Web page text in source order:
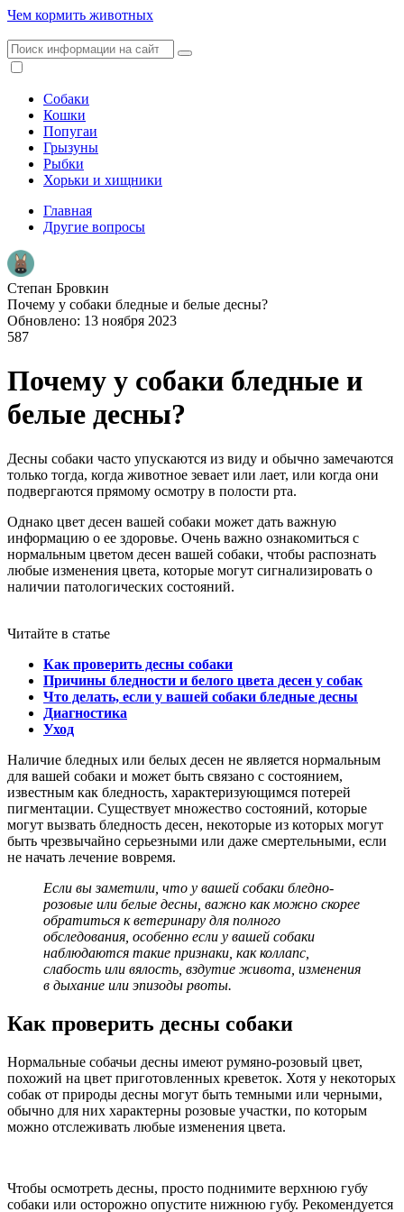
Чем кормить животных
Собаки
Кошки
Попугаи
Грызуны
Рыбки
Хорьки и хищники
Главная
Другие вопросы
Степан Бровкин
Почему у собаки бледные и белые десны?
Обновлено: 13 ноября 2023
587
Почему у собаки бледные и
белые десны?
Десны собаки часто упускаются из виду и обычно замечаются
только тогда, когда животное зевает или лает, или когда они
подвергаются прямому осмотру в полости рта.
Однако цвет десен вашей собаки может дать важную
информацию о ее здоровье. Очень важно ознакомиться с
нормальным цветом десен вашей собаки, чтобы распознать
любые изменения цвета, которые могут сигнализировать о
наличии патологических состояний.
Читайте в статье
Как проверить десны собаки
Причины бледности и белого цвета десен у собак
Что делать, если у вашей собаки бледные десны
Диагностика
Уход
Наличие бледных или белых десен не является нормальным
для вашей собаки и может быть связано с состоянием,
известным как бледность, характеризующимся потерей
пигментации. Существует множество состояний, которые
могут вызвать бледность десен, некоторые из которых могут
быть чрезвычайно серьезными или даже смертельными, если
не начать лечение вовремя.
Если вы заметили, что у вашей собаки бледно-
розовые или белые десны, важно как можно скорее
обратиться к ветеринару для полного
обследования, особенно если у вашей собаки
наблюдаются такие признаки, как коллапс,
слабость или вялость, вздутие живота, изменения
в дыхание или эпизоды рвоты.
Как проверить десны собаки
Нормальные собачьи десны имеют румяно-розовый цвет,
похожий на цвет приготовленных креветок. Хотя у некоторых
собак от природы десны могут быть темными или черными,
обычно для них характерны розовые участки, по которым
можно отслеживать любые изменения цвета.
Чтобы осмотреть десны, просто поднимите верхнюю губу
собаки или осторожно опустите нижнюю губу. Рекомендуется